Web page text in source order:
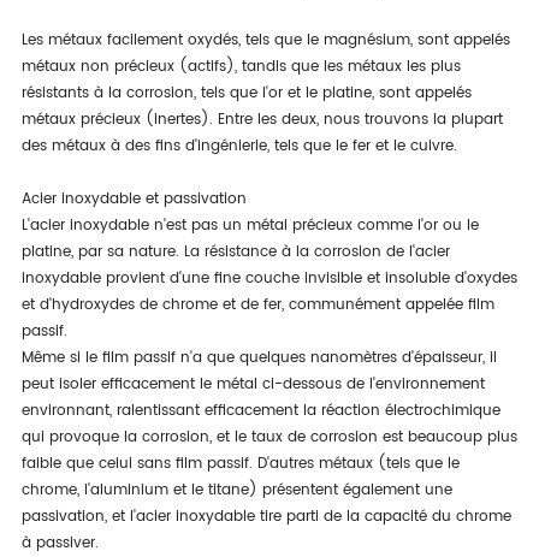
Les métaux facilement oxydés, tels que le magnésium, sont appelés
métaux non précieux (actifs), tandis que les métaux les plus
résistants à la corrosion, tels que l'or et le platine, sont appelés
métaux précieux (inertes). Entre les deux, nous trouvons la plupart
des métaux à des fins d'ingénierie, tels que le fer et le cuivre.
Acier inoxydable et passivation
L'acier inoxydable n'est pas un métal précieux comme l'or ou le
platine, par sa nature. La résistance à la corrosion de l'acier
inoxydable provient d'une fine couche invisible et insoluble d'oxydes
et d'hydroxydes de chrome et de fer, communément appelée film
passif.
Même si le film passif n'a que quelques nanomètres d'épaisseur, il
peut isoler efficacement le métal ci-dessous de l'environnement
environnant, ralentissant efficacement la réaction électrochimique
qui provoque la corrosion, et le taux de corrosion est beaucoup plus
faible que celui sans film passif. D'autres métaux (tels que le
chrome, l'aluminium et le titane) présentent également une
passivation, et l'acier inoxydable tire parti de la capacité du chrome
à passiver.